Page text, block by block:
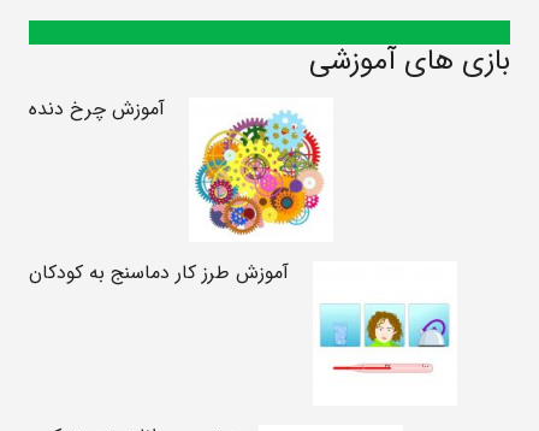
بازی های آموزشی
آموزش چرخ دنده
آموزش طرز کار دماسنج به کودکان